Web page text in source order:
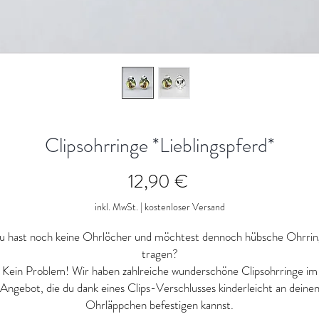
Clipsohrringe *Lieblingspferd*
12,90 €Preis
inkl. MwSt. | kostenloser Versand
hast noch keine Ohrlöcher und möchtest dennoch hübsche
tragen?
Kein Problem! Wir haben zahlreiche wunderschöne Clipsohrringe im
Angebot, die du dank eines Clips-Verschlusses kinderleicht an deinen
Ohrläppchen befestigen kannst.